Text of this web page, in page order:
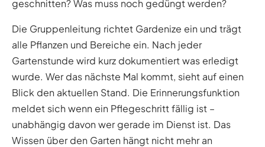
geschnitten? Was muss noch gedüngt werden?
Die Gruppenleitung richtet Gardenize ein und trägt
alle Pflanzen und Bereiche ein. Nach jeder
Gartenstunde wird kurz dokumentiert was erledigt
wurde. Wer das nächste Mal kommt, sieht auf einen
Blick den aktuellen Stand. Die Erinnerungsfunktion
meldet sich wenn ein Pflegeschritt fällig ist –
unabhängig davon wer gerade im Dienst ist. Das
Wissen über den Garten hängt nicht mehr an